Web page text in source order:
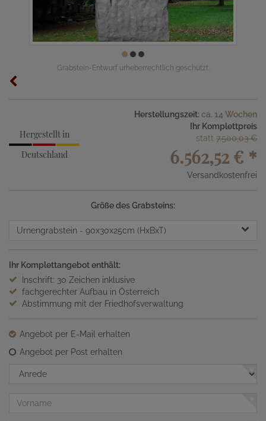
Grabstein-Entwurf urheberrechtlich geschützt.
Hergestellt in
Deutschland
Herstellungszeit: ca. 14 Wochen
Ihr Komplettpreis
statt 7.500,03 €
6.562,52 € *
Versandkostenfrei
Größe des Grabsteins:
Urnengrabstein - 90x30x25cm (HxBxT)
Ihr Komplettangebot enthält:
Inschrift: 30 Zeichen inklusive
fachgerechter Aufbau in Österreich
Abstimmung mit der Friedhofsverwaltung
Angebot per E-Mail erhalten
Angebot per Post erhalten
Anrede
Vorname